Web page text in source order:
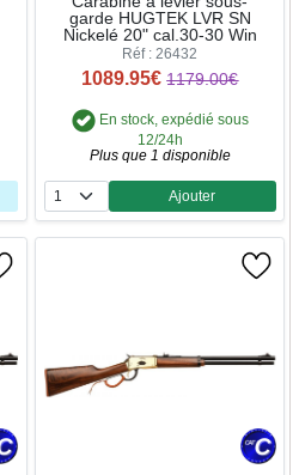
garde HUGTEK LVR SN
Nickelé 20" cal.30-30 Win
Réf : 26432
1089.95€ 1179.00€
En stock, expédié sous
12/24h
Plus que 1 disponible
Quantité
Ajouter